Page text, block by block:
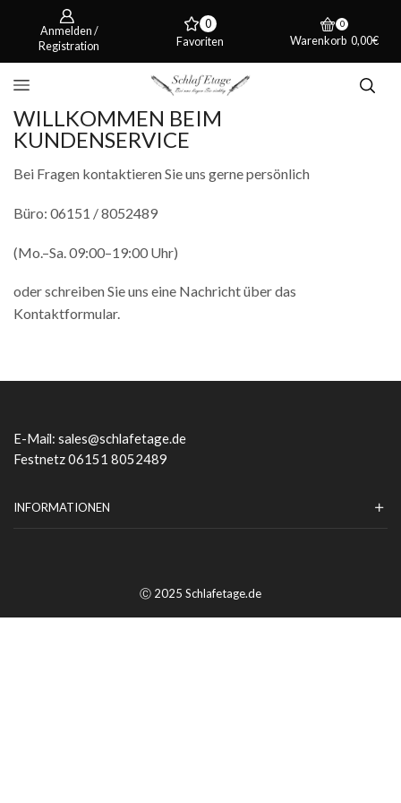
Anmelden /
Registration
0
Favoriten
0
Warenkorb 0,00€
WILLKOMMEN BEIM
KUNDENSERVICE
Bei Fragen kontaktieren Sie uns gerne persönlich
Büro: 06151 / 8052489
(Mo.–Sa. 09:00–19:00 Uhr)
oder schreiben Sie uns eine Nachricht über das
Kontaktformular.
E-Mail: sales@schlafetage.de
Festnetz 06151 8052489
INFORMATIONEN
Ⓒ 2025 Schlafetage.de